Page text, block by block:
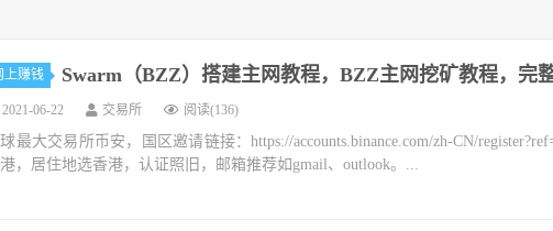
上赚钱 Swarm（BZZ）搭建主网教程，BZZ主网挖矿教程，完整
2021-06-22 交易所 阅读(136)
最大交易所币安，国区邀请链接：https://accounts.binance.com/zh-CN/
，居住地选香港，认证照旧，邮箱推荐如gmail、outlook。...